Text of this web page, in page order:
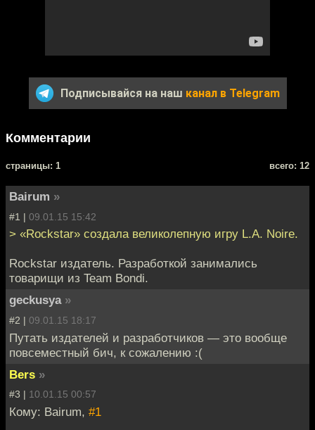
Подписывайся на наш канал в Telegram
Комментарии
cтраницы: 1 всего: 12
Bairum »
#1 | 09.01.15 15:42
> «Rockstar» создала великолепную игру L.A. Noire.
Rockstar издатель. Разработкой занимались
товарищи из Team Bondi.
geckusya »
#2 | 09.01.15 18:17
Путать издателей и разработчиков — это вообще
повсеместный бич, к сожалению :(
Bers »
#3 | 10.01.15 00:57
Кому: Bairum, #1